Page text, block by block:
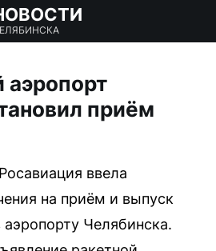
аэропорт
приём
ввела
на приём и выпуск
Челябинска.